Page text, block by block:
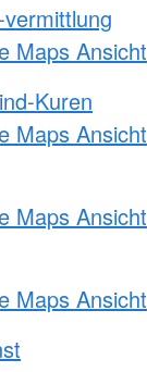
Maps Ansicht
Kuren
Maps Ansicht
Maps Ansicht
Maps Ansicht